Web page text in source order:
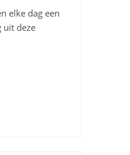
elke dag een
uit deze